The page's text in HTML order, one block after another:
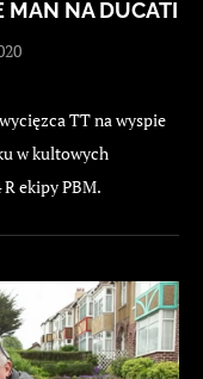
MAN NA DUCATI
TT na wyspie
w kultowych
ekipy PBM.